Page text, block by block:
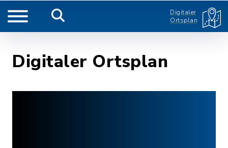
Digitaler
Ortsplan
Digitaler Ortsplan